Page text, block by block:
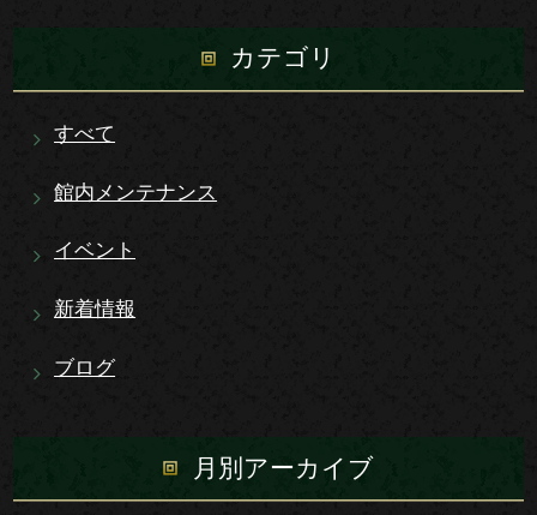
カテゴリ
すべて
館内メンテナンス
イベント
新着情報
ブログ
月別アーカイブ